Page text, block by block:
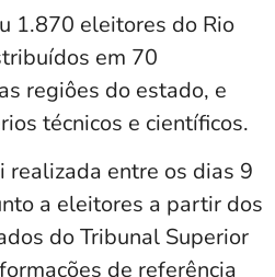
1.870 eleitores do Rio
em 70
regiôes do estado, e
técnicos e científicos.
entre os dias 9
a eleitores a partir dos
do Tribunal Superior
de referência